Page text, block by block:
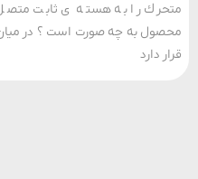
را به هسته ی ثابت متصل می
به چه صورت است ؟ در میان
دارد